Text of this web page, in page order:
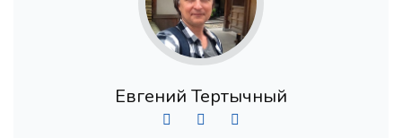
Евгений Тертычный